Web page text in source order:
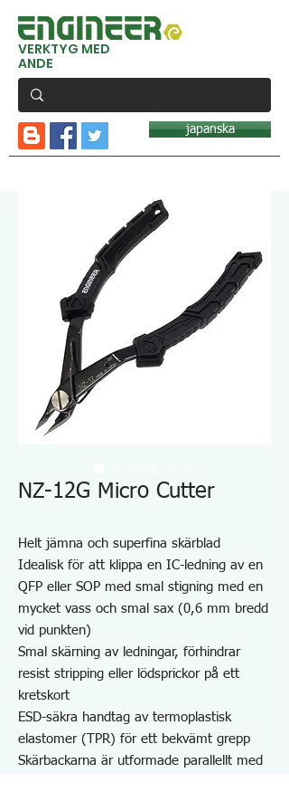
VERKTYG MED
ANDE
japanska
NZ-12G Micro Cutter
Helt jämna och superfina skärblad
Idealisk för att klippa en IC-ledning av en
QFP eller SOP med smal stigning med en
mycket vass och smal sax (0,6 mm bredd
vid punkten)
Smal skärning av ledningar, förhindrar
resist stripping eller lödsprickor på ett
kretskort
ESD-säkra handtag av termoplastisk
elastomer (TPR) för ett bekvämt grepp
Skärbackarna är utformade parallellt med